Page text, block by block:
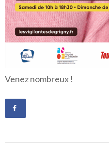
Venez nombreux !